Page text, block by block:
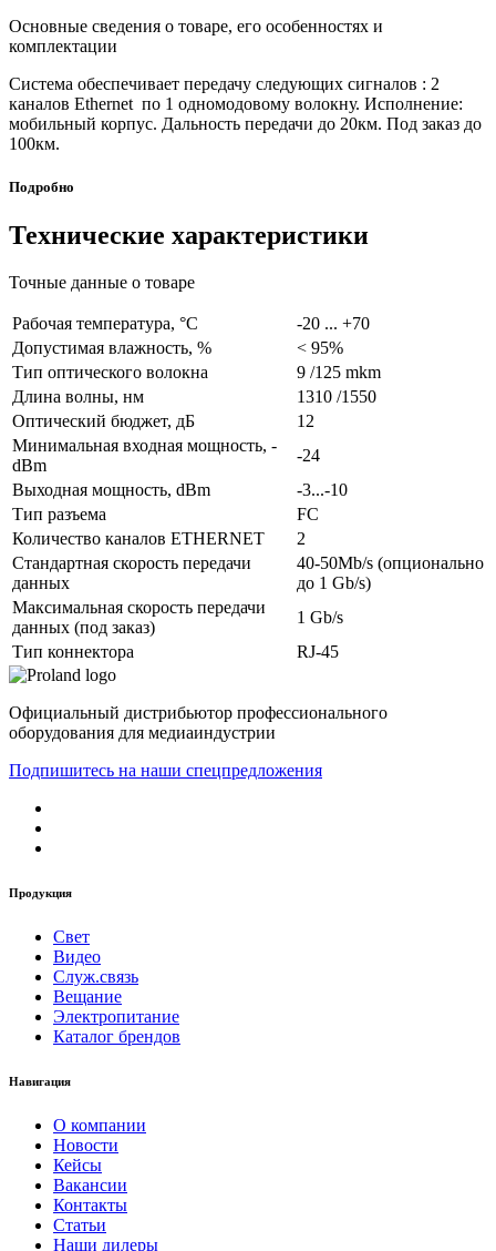
Основные сведения о товаре, его особенностях и
комплектации
Система обеспечивает передачу следующих сигналов : 2
каналов Ethernet по 1 одномодовому волокну. Исполнение:
мобильный корпус. Дальность передачи до 20км. Под заказ до
100км.
Подробно
Технические характеристики
Точные данные о товаре
Рабочая температура, °C
-20 ... +70
Допустимая влажность, %
< 95%
Тип оптического волокна
9 /125 mkm
Длина волны, нм
1310 /1550
Оптический бюджет, дБ
12
Минимальная входная мощность, -
dBm
-24
Выходная мощность, dBm
-3...-10
Тип разъема
FC
Количество каналов ETHERNET
2
Cтандартная скорость передачи
данных
40-50Mb/s (опционально
до 1 Gb/s)
Максимальная скорость передачи
данных (под заказ)
1 Gb/s
Тип коннектора
RJ-45
Официальный дистрибьютор профессионального
оборудования для медиаиндустрии
Подпишитесь на наши спецпредложения
Продукция
Свет
Видео
Служ.связь
Вещание
Электропитание
Каталог брендов
Навигация
О компании
Новости
Кейсы
Вакансии
Контакты
Статьи
Наши дилеры